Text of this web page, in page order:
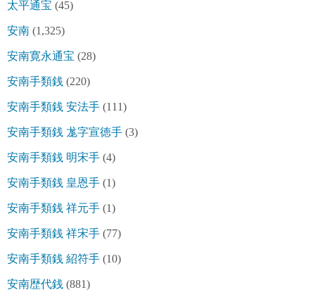
太平通宝 (45)
安南 (1,325)
安南寛永通宝 (28)
安南手類銭 (220)
安南手類銭 安法手 (111)
安南手類銭 尨字宣徳手 (3)
安南手類銭 明宋手 (4)
安南手類銭 皇恩手 (1)
安南手類銭 祥元手 (1)
安南手類銭 祥宋手 (77)
安南手類銭 紹符手 (10)
安南歴代銭 (881)